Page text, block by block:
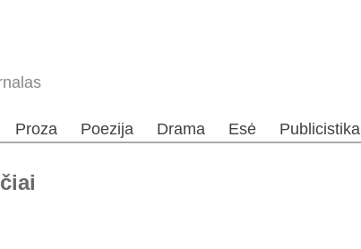
Proza Poezija Drama Esė Publicistika